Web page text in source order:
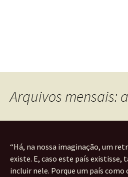
Arquivos mensais:
“Há, na nossa imaginação, um
existe. E, caso este país existisse,
incluir nele. Porque um país como